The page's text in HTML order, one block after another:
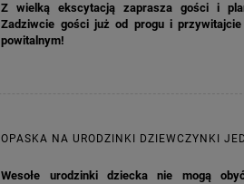
Z wielką ekscytacją zaprasza gości i
Zadziwcie gości już od progu i
powitalnym!
OPASKA NA URODZINKI DZIEWCZYNKI
Wesołe urodzinki dziecka nie mogą